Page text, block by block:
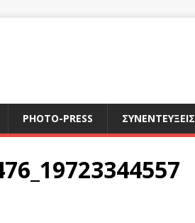
PHOTO-PRESS ΣΥΝΕΝΤΕΥΞΕΙΣ